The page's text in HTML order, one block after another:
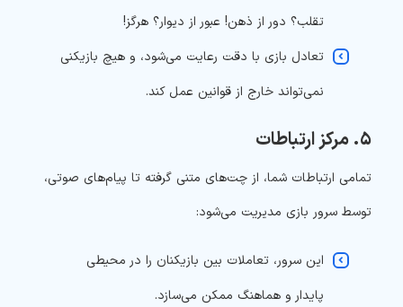
تقلب؟ دور از ذهن! عبور از دیوار؟ هرگز!
تعادل بازی با دقت رعایت می‌شود، و هیچ بازیکنی
نمی‌تواند خارج از قوانین عمل کند.
۵. مرکز ارتباطات
تمامی ارتباطات شما، از چت‌های متنی گرفته تا پیام‌های صوتی،
توسط سرور بازی مدیریت می‌شود:
این سرور، تعاملات بین بازیکنان را در محیطی
پایدار و هماهنگ ممکن می‌سازد.